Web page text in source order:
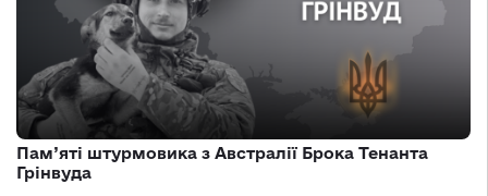
Пам’яті штурмовика з Австралії Брока Тенанта
Грінвуда